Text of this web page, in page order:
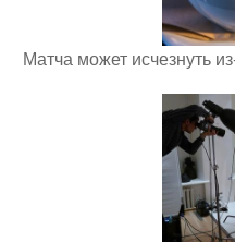
Матча может исчезнуть